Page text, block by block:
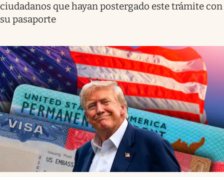
ciudadanos que hayan postergado este trámite con
su pasaporte